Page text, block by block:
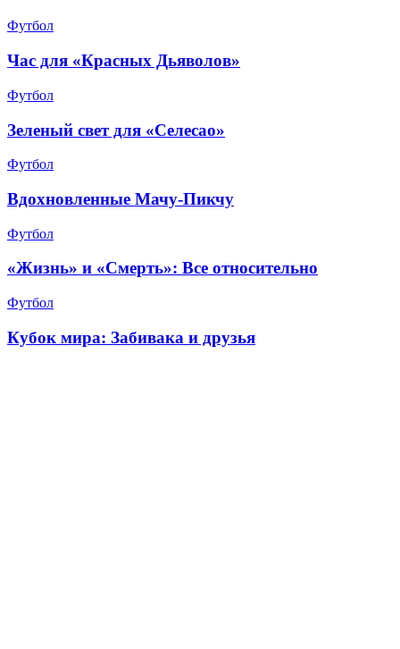
Футбол
Час для «Красных Дьяволов»
Футбол
Зеленый свет для «Селесао»
Футбол
Вдохновленные Мачу-Пикчу
Футбол
«Жизнь» и «Смерть»: Все относительно
Футбол
Кубок мира: Забивака и друзья